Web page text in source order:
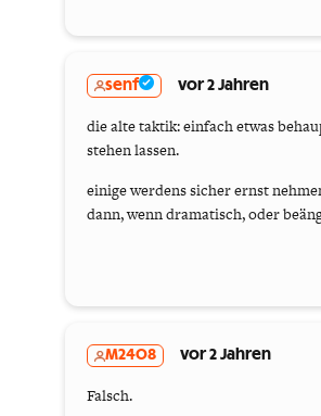
senf vor 2 Jahren
die alte taktik: einfach etwas
stehen lassen.
einige werdens sicher ernst
dann, wenn dramatisch, oder
M2408 vor 2 Jahren
Falsch.